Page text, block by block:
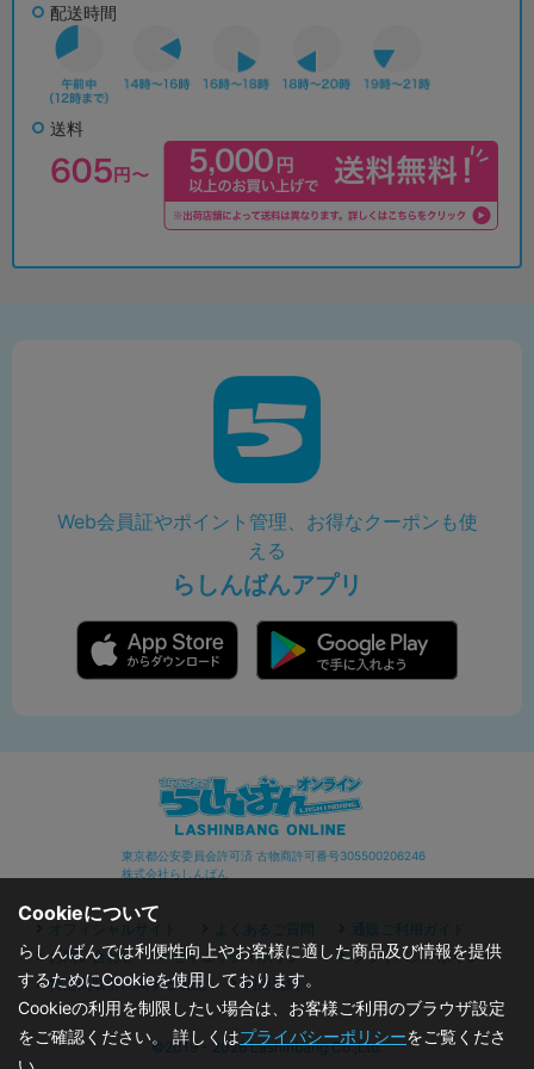
配送時間
送料
Web会員証やポイント管理、お得なクーポンも使
える
らしんばんアプリ
東京都公安委員会許可済 古物商許可番号305500206246
株式会社らしんばん
オフィシャルサイト よくあるご質問
通販ご利用ガイド
お問い合わせ
セキュリティポリシー
プライバシーポリシー
特定商取引に関する表記
利用規約
©2019 - 2026 Lashinbang Co.,Ltd.
Cookieについて
らしんばんでは利便性向上やお客様に適した商品及び情報を提供
するためにCookieを使用しております。
Cookieの利用を制限したい場合は、お客様ご利用のブラウザ設定
をご確認ください。 詳しくはプライバシーポリシーをご覧くださ
い。